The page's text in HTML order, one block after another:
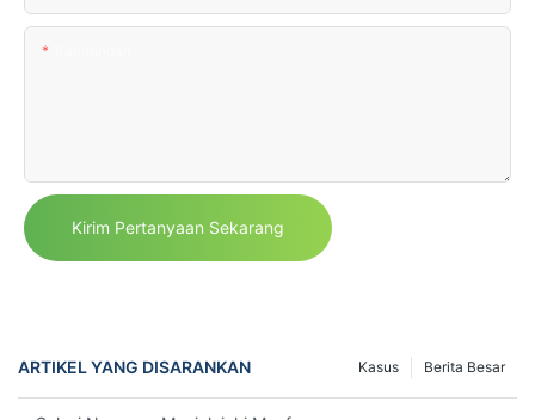
Kirim Pertanyaan Sekarang
ARTIKEL YANG DISARANKAN Berita Besar
Kasus